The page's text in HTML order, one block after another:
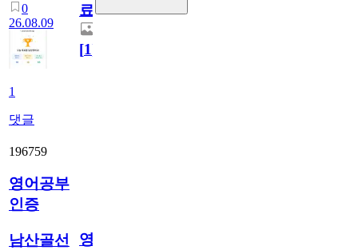
0
26.08.09
1
댓글
료
[1]
196759
영어공부
인증
남산골선
영